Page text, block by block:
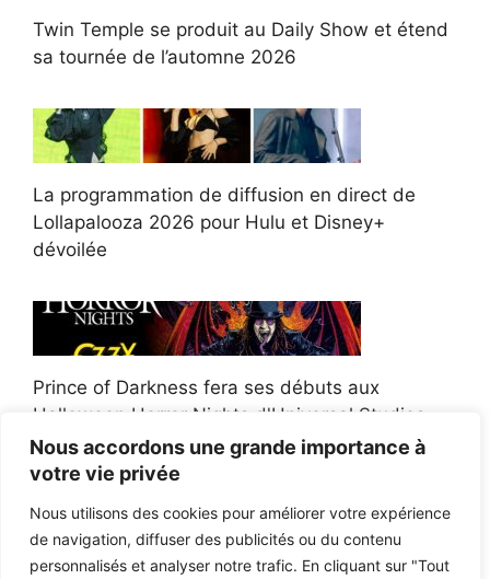
Nous accordons une grande importance à
votre vie privée
Nous utilisons des cookies pour améliorer votre expérience
de navigation, diffuser des publicités ou du contenu
personnalisés et analyser notre trafic. En cliquant sur "Tout
Twin Temple se produit au Daily Show et étend
sa tournée de l’automne 2026
La programmation de diffusion en direct de
Lollapalooza 2026 pour Hulu et Disney+
dévoilée
Prince of Darkness fera ses débuts aux
Halloween Horror Nights d'Universal Studios
Afroman poursuit un policier de l'Ohio après la